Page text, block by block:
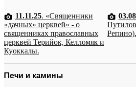
11.11.25. «Священники
«дачных» церквей» - о
священниках православных
церквей Терийок, Келломяк и
Куоккалы.
Репино).
Печи и камины